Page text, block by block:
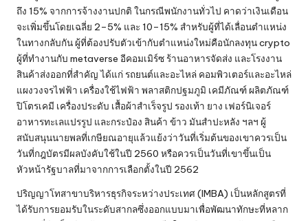
ถึง 15% จากการจ้างงานปกติ ในกรณีพนักงานทั่วไป คาดว่าเงินเดือน
จะเพิ่มขึ้นโดยเฉลี่ย 2–5% และ 10–15% สำหรับผู้ที่ได้เลื่อนตำแหน่ง
ในทางกลับกัน ผู้ที่ต้องปรับตัวเข้ากับตำแหน่งใหม่คือนักลงทุน crypto
ผู้ที่ทำงานกับ metaverse อีคอมเมิร์ซ ร้านอาหารจัดส่ง และโรงงาน
สินค้าส่งออกที่สำคัญ ได้แก่ รถยนต์และอะไหล่ คอมพิวเตอร์และอะไหล่
แผงวงจรไฟฟ้า เครื่องใช้ไฟฟ้า พลาสติกปฐมภูมิ เคมีภัณฑ์ ผลิตภัณฑ์
ปิโตรเคมี เครื่องประดับ เสื้อผ้าสำเร็จรูป รองเท้า ยาง เฟอร์นิเจอร์
อาหารทะเลแปรรูป และกระป๋อง สินค้า ข้าว มันสำปะหลัง ฯลฯ ผู้
สนับสนุนนายพลที่เกษียณอายุแล้วแย้งว่าวันที่เริ่มต้นของเขาควรเป็น
วันที่กฎบัตรมีผลบังคับใช้ในปี 2560 หรือควรเป็นวันที่เขาขึ้นเป็น
หัวหน้ารัฐบาลที่มาจากการเลือกตั้งในปี 2562
ปริญญาโทสาขาบริหารธุรกิจระหว่างประเทศ (IMBA) เป็นหลักสูตรที่
ได้รับการยอมรับในระดับสากลซึ่งออกแบบมาเพื่อพัฒนาทักษะที่หลาก